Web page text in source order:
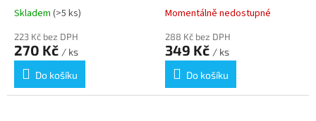
KENSINGTON K72480WW
Skladem (>5 ks)
223 Kč bez DPH
270 Kč / ks
Do košíku
Momentálně nedostupné
288 Kč bez DPH
349 Kč / ks
Do košíku